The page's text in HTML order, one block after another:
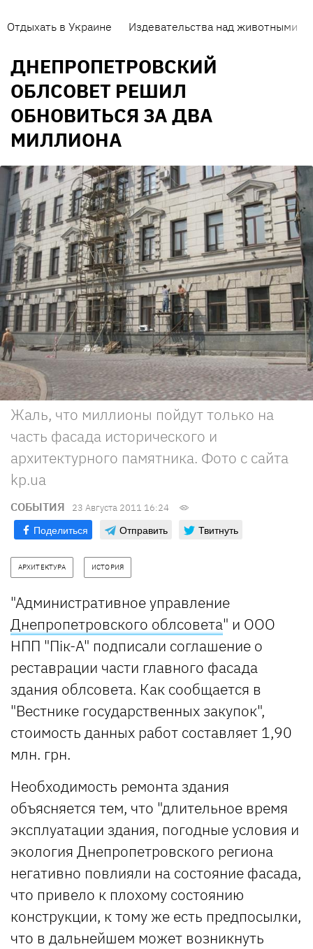
Отдыхать в Украине Издевательства над животными
ДНЕПРОПЕТРОВСКИЙ
ОБЛСОВЕТ РЕШИЛ
ОБНОВИТЬСЯ ЗА ДВА
МИЛЛИОНА
Жаль, что миллионы пойдут только на
часть фасада исторического и
архитектурного памятника. Фото с сайта
kp.ua
СОБЫТИЯ 23 Августа 2011 16:24
Поделиться Отправить Твитнуть
АРХИТЕКТУРА ИСТОРИЯ
"Административное управление
Днепропетровского облсовета" и ООО
НПП "Пік-А" подписали соглашение о
реставрации части главного фасада
здания облсовета. Как сообщается в
"Вестнике государственных закупок",
стоимость данных работ составляет 1,90
млн. грн.
Необходимость ремонта здания
объясняется тем, что "длительное время
эксплуатации здания, погодные условия и
экология Днепропетровского региона
негативно повлияли на состояние фасада,
что привело к плохому состоянию
конструкции, к тому же есть предпосылки,
что в дальнейшем может возникнуть